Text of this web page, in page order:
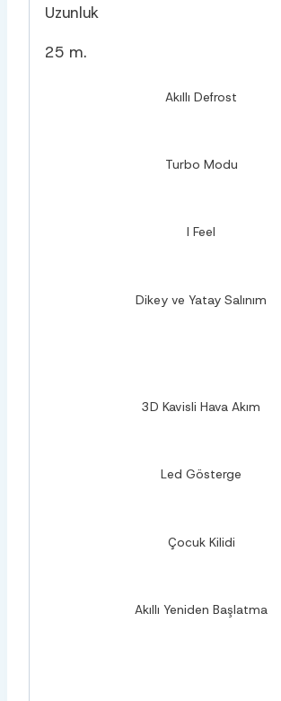
Uzunluk
25 m.
Akıllı Defrost
Turbo Modu
I Feel
Dikey ve Yatay Salınım
3D Kavisli Hava Akım
Led Gösterge
Çocuk Kilidi
Akıllı Yeniden Başlatma